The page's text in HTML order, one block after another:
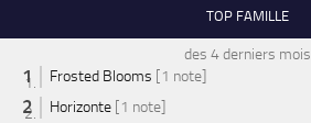
TOP FAMILLE
des 4 derniers mois
Frosted Blooms [1 note]
Horizonte [1 note]